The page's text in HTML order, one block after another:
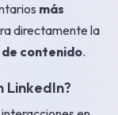
más
directamente la
contenido.
LinkedIn?